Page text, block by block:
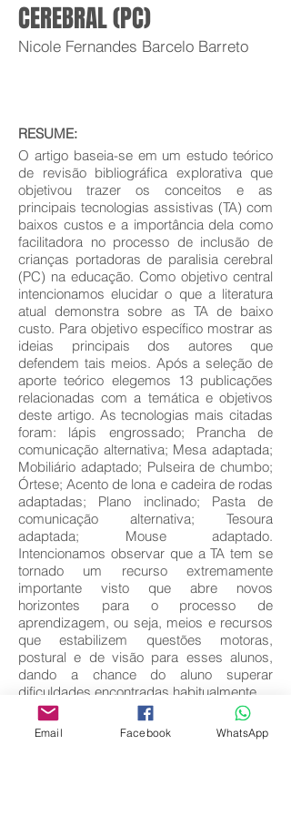
CEREBRAL (PC)
Nicole Fernandes Barcelo Barreto
RESUME:
O artigo baseia-se em um estudo teórico
de revisão bibliográfica explorativa que
objetivou trazer os conceitos e as
principais tecnologias assistivas (TA) com
baixos custos e a importância dela como
facilitadora no processo de inclusão de
crianças portadoras de paralisia cerebral
(PC) na educação. Como objetivo central
intencionamos elucidar o que a literatura
atual demonstra sobre as TA de baixo
custo. Para objetivo específico mostrar as
ideias principais dos autores que
defendem tais meios. Após a seleção de
aporte teórico elegemos 13 publicações
relacionadas com a temática e objetivos
deste artigo. As tecnologias mais citadas
foram: lápis engrossado; Prancha de
comunicação alternativa; Mesa adaptada;
Mobiliário adaptado; Pulseira de chumbo;
Órtese; Acento de lona e cadeira de rodas
adaptadas; Plano inclinado; Pasta de
comunicação alternativa; Tesoura
adaptada; Mouse adaptado.
Intencionamos observar que a TA tem se
tornado um recurso extremamente
importante visto que abre novos
horizontes para o processo de
aprendizagem, ou seja, meios e recursos
que estabilizem questões motoras,
postural e de visão para esses alunos,
dando a chance do aluno superar
dificuldades encontradas habitualmente.
We are a family owned and operated
business.
Email Facebook WhatsApp